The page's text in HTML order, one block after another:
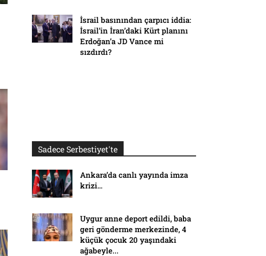
İsrail basınından çarpıcı iddia:
İsrail’in İran’daki Kürt planını
Erdoğan’a JD Vance mi
sızdırdı?
Sadece Serbestiyet'te
Ankara’da canlı yayında imza
krizi…
Uygur anne deport edildi, baba
geri gönderme merkezinde, 4
küçük çocuk 20 yaşındaki
ağabeyle...